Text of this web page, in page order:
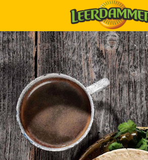
Marke
Rezepte
Produkte
News
Nachhaltigkeit
Karriere